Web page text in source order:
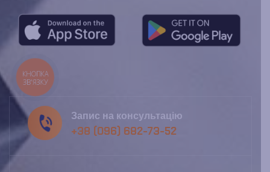
Запис на консультацію
+38 (096) 682-73-52
КНОПКА
ЗВ'ЯЗКУ